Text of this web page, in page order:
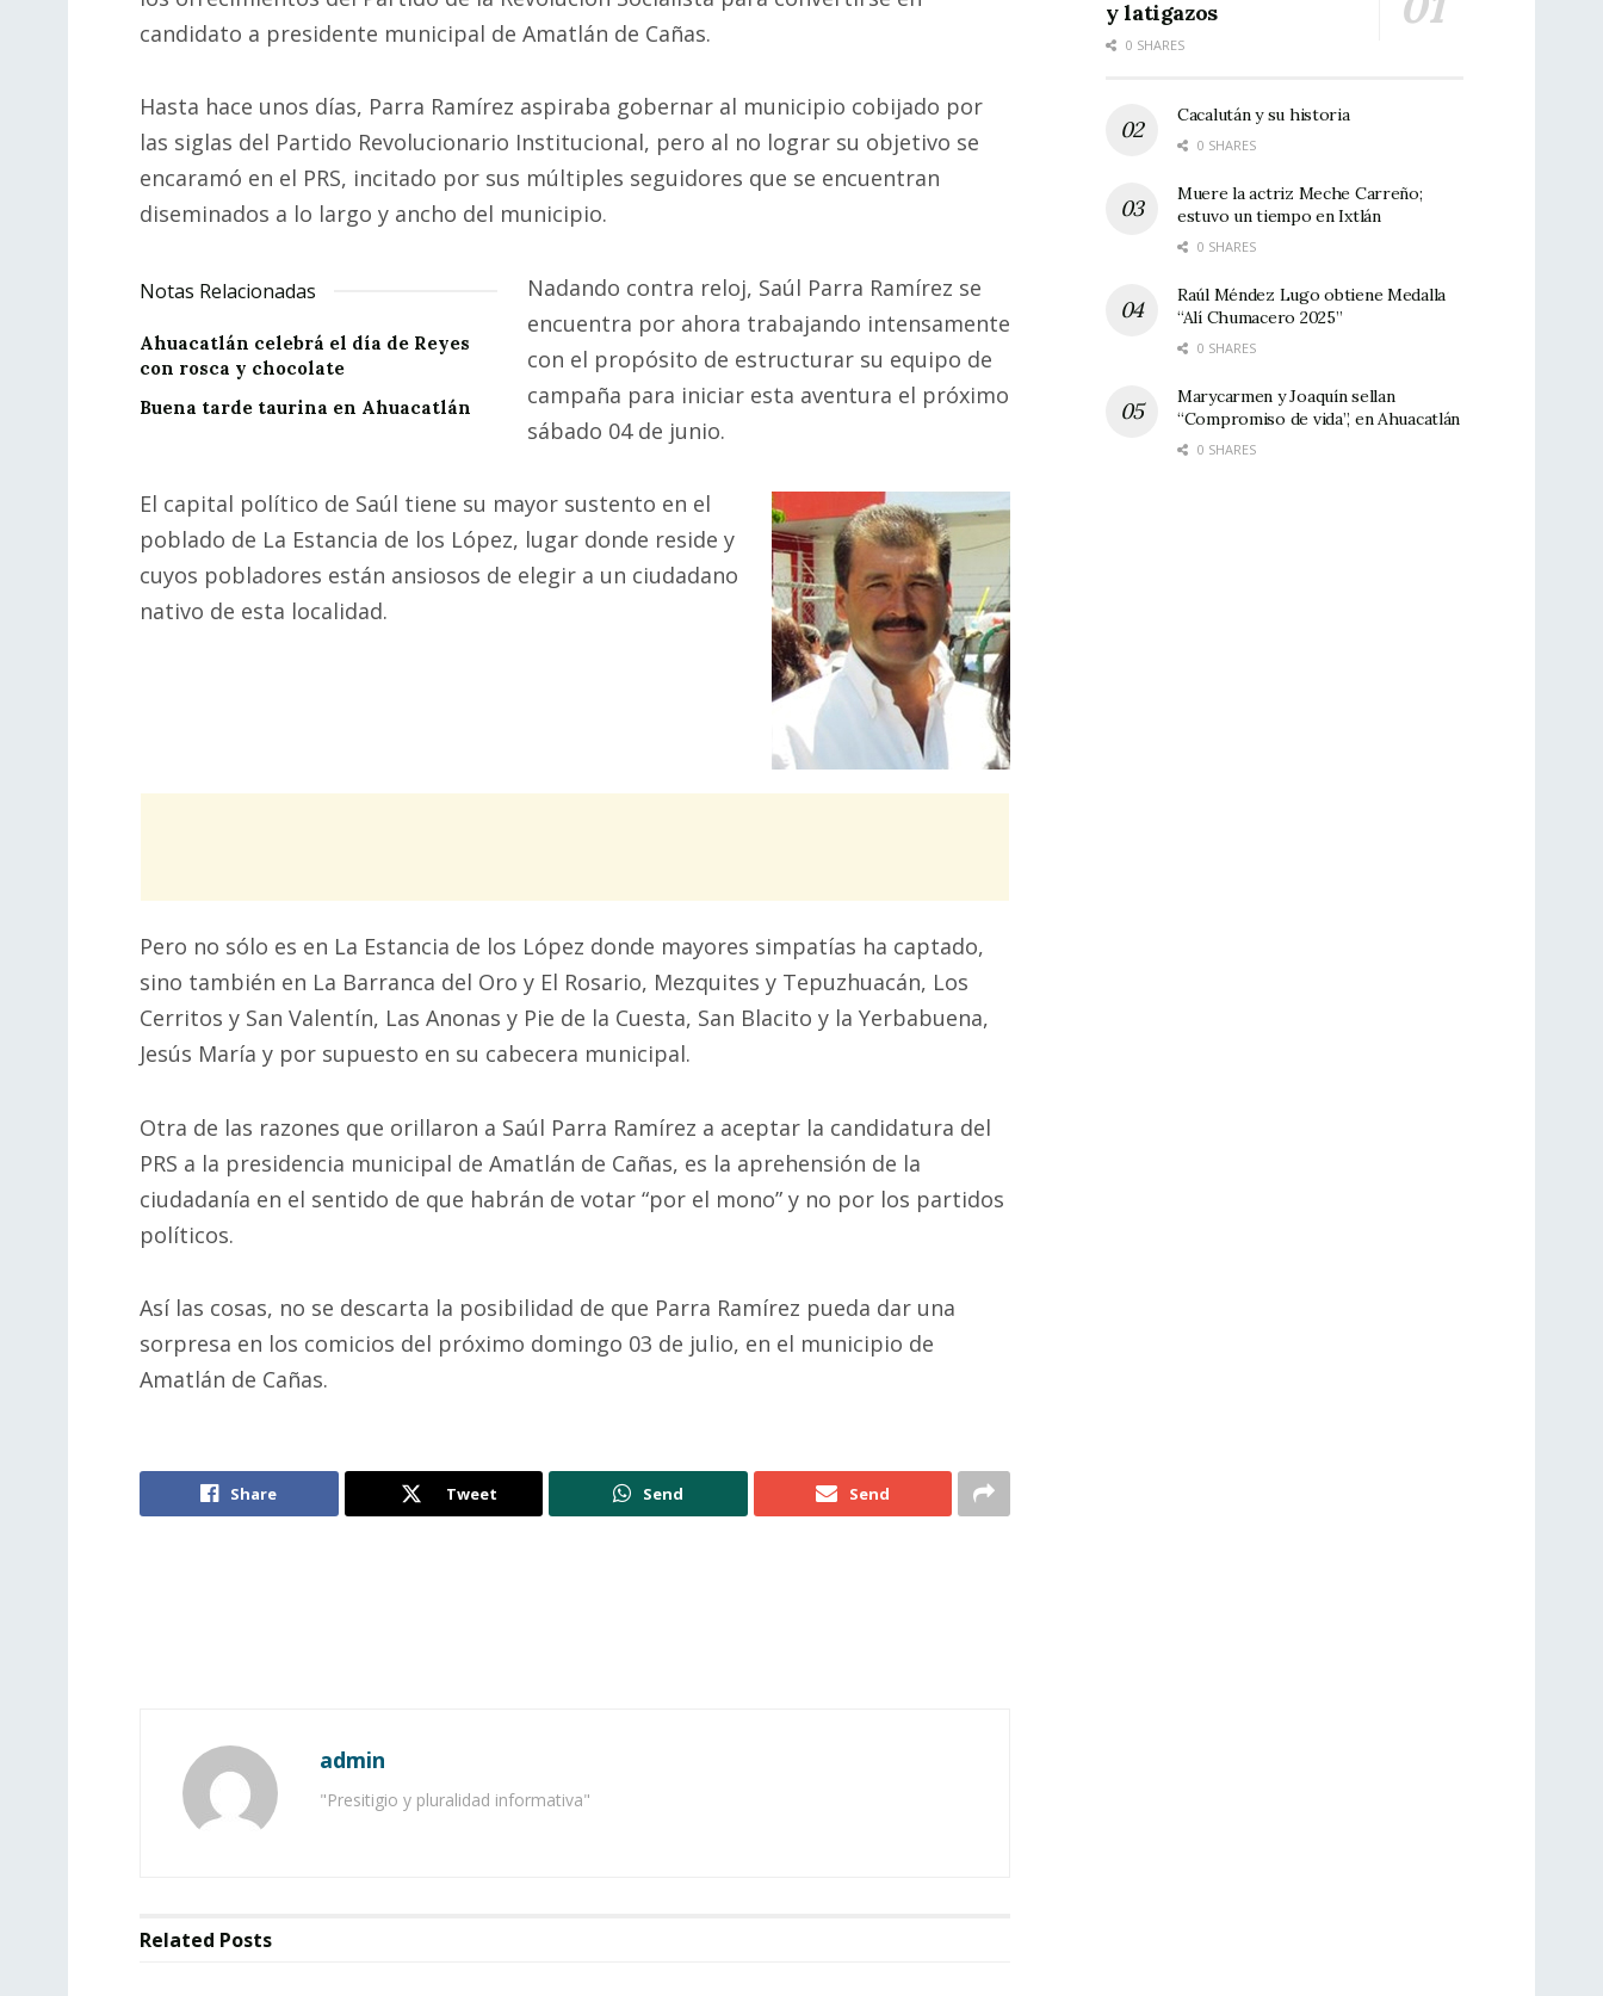
candidato a presidente municipal de Amatlán de Cañas.
Hasta hace unos días, Parra Ramírez aspiraba gobernar al municipio cobijado por
las siglas del Partido Revolucionario Institucional, pero al no lograr su objetivo se
encaramó en el PRS, incitado por sus múltiples seguidores que se encuentran
diseminados a lo largo y ancho del municipio.
Notas Relacionadas
Ahuacatlán celebrá el día de Reyes
con rosca y chocolate
Buena tarde taurina en Ahuacatlán
Nadando contra reloj, Saúl Parra Ramírez se
encuentra por ahora trabajando intensamente
con el propósito de estructurar su equipo de
campaña para iniciar esta aventura el próximo
sábado 04 de junio.
El capital político de Saúl tiene su mayor sustento en el
poblado de La Estancia de los López, lugar donde reside y
cuyos pobladores están ansiosos de elegir a un ciudadano
nativo de esta localidad.
Pero no sólo es en La Estancia de los López donde mayores simpatías ha captado,
sino también en La Barranca del Oro y El Rosario, Mezquites y Tepuzhuacán, Los
Cerritos y San Valentín, Las Anonas y Pie de la Cuesta, San Blacito y la Yerbabuena,
Jesús María y por supuesto en su cabecera municipal.
Otra de las razones que orillaron a Saúl Parra Ramírez a aceptar la candidatura del
PRS a la presidencia municipal de Amatlán de Cañas, es la aprehensión de la
ciudadanía en el sentido de que habrán de votar “por el mono” y no por los partidos
políticos.
Así las cosas, no se descarta la posibilidad de que Parra Ramírez pueda dar una
sorpresa en los comicios del próximo domingo 03 de julio, en el municipio de
Amatlán de Cañas.
Share Tweet Send Send
admin
"Presitigio y pluralidad informativa"
Related Posts
y latigazos
0 SHARES
Cacalután y su historia
0 SHARES
Muere la actriz Meche Carreño;
estuvo un tiempo en Ixtlán
0 SHARES
Raúl Méndez Lugo obtiene Medalla
“Alí Chumacero 2025”
0 SHARES
Marycarmen y Joaquín sellan
“Compromiso de vida”, en Ahuacatlán
0 SHARES